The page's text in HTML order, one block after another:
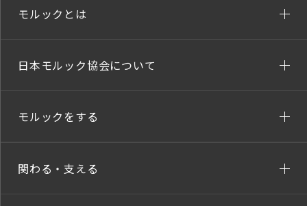
モルックとは
日本モルック協会について
モルックをする
関わる・支える